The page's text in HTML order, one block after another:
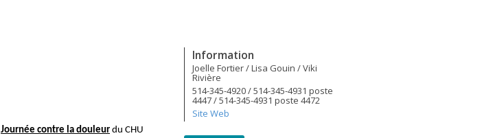
Information
Joelle Fortier / Lisa Gouin / Viki
Rivière
514-345-4920 / 514-345-4931 poste
4447 / 514-345-4931 poste 4472
Site Web
Journée contre la douleur du CHU